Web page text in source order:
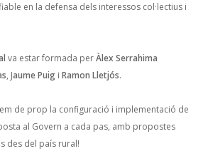
en la defensa dels interessos col·lectius i
va estar formada perÀlex Serrahima
, Jaume Puig i Ramon Lletjós.
de prop la configuració i implementació de
al Govern a cada pas, amb propostes
des del país rural!